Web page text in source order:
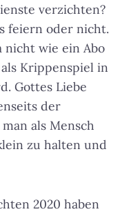
verzichten?
feiern oder nicht.
nicht wie ein Abo
Krippenspiel in
Gottes Liebe
der
als Mensch
zu halten und
2020 haben